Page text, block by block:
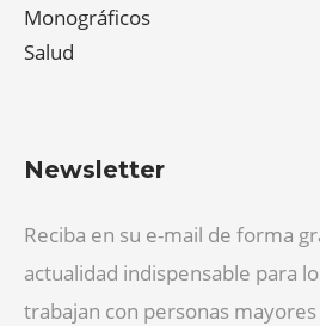
Monográficos
Salud
Newsletter
Reciba en su e-mail de forma
actualidad indispensable para
trabajan con personas